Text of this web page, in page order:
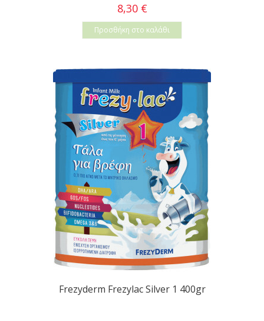
8,30 €
Προσθήκη στο καλάθι
Frezyderm Frezylac Silver 1 400gr